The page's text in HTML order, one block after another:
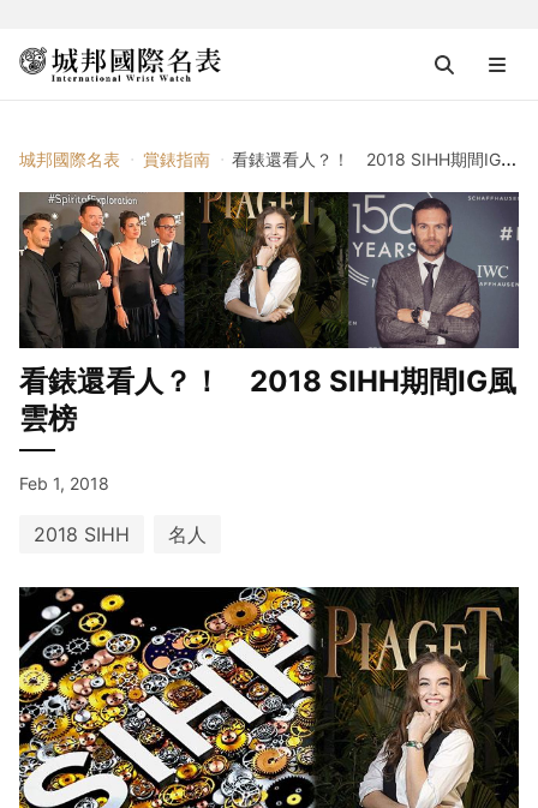
城邦國際名表 賞錶指南 看錶還看人？！ 2018 SIHH期間IG風雲榜
看錶還看人？！ 2018 SIHH期間IG風
雲榜
Feb 1, 2018
2018 SIHH 名人